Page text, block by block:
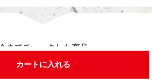
カートに入れる
今までチェックした商品